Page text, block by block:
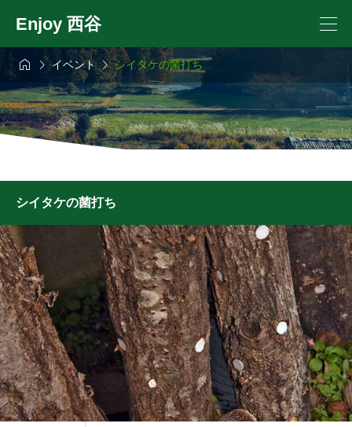
Enjoy 西谷
 イベントシイタケの菌打ち
シイタケの菌打ち